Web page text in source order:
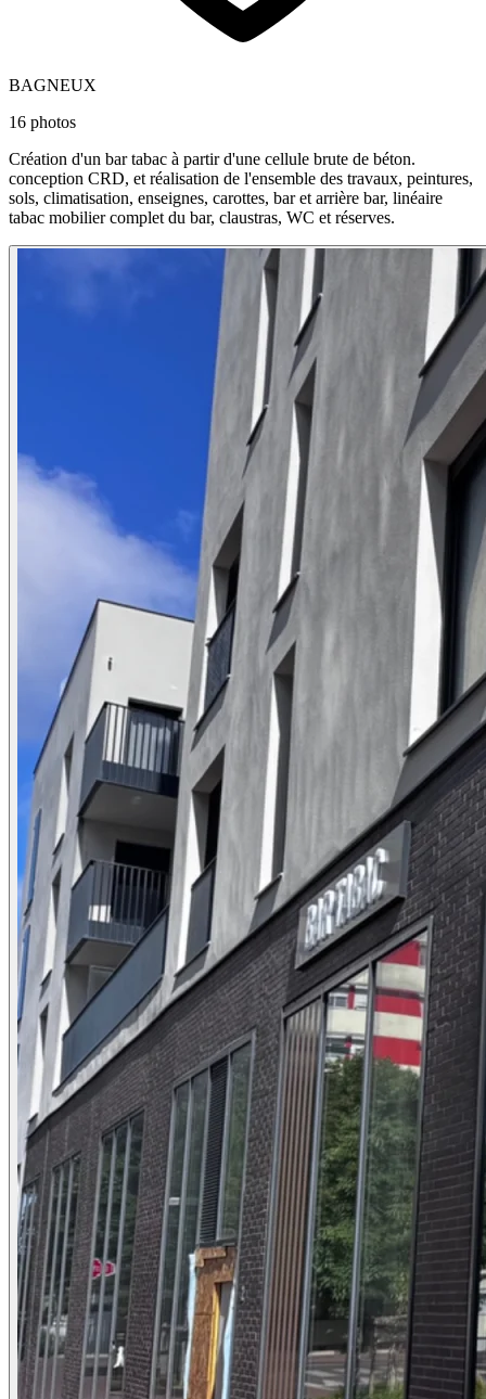
BAGNEUX
16 photos
Création d'un bar tabac à partir d'une cellule brute de béton.
conception CRD, et réalisation de l'ensemble des travaux, peintures,
sols, climatisation, enseignes, carottes, bar et arrière bar, linéaire
tabac mobilier complet du bar, claustras, WC et réserves.